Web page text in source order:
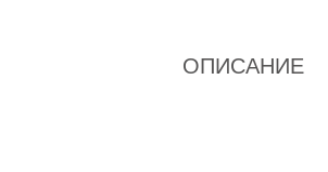
ОПИСАНИЕ